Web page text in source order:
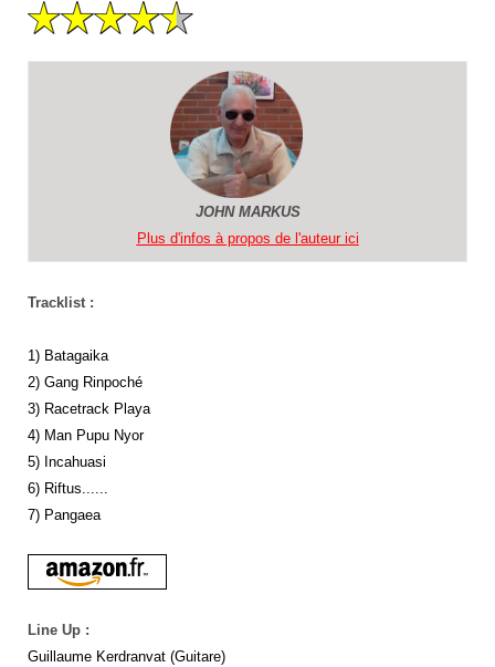
JOHN MARKUS
Plus d'infos à propos de l'auteur ici
Tracklist :
1) Batagaika
2) Gang Rinpoché
3) Racetrack Playa
4) Man Pupu Nyor
5) Incahuasi
6) Riftus......
7) Pangaea
Line Up :
Guillaume Kerdranvat (Guitare)